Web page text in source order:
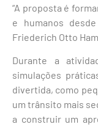
“A proposta é
e humanos
Friederich Otto
Durante a
simulações
divertida, como
um trânsito mais
a construir um